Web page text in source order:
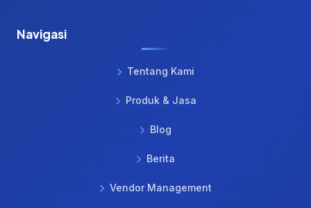
Navigasi
Tentang Kami
Produk & Jasa
Blog
Berita
Vendor Management